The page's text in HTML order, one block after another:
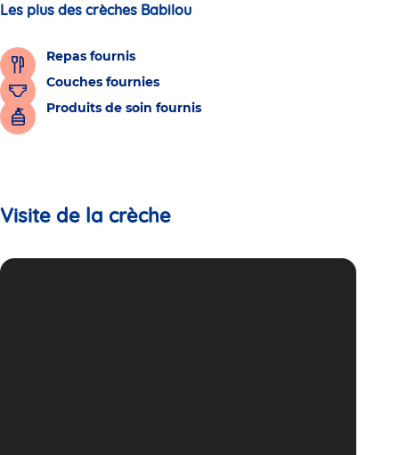
Les plus des crèches Babilou
Repas fournis
Couches fournies
Produits de soin fournis
Visite de la crèche